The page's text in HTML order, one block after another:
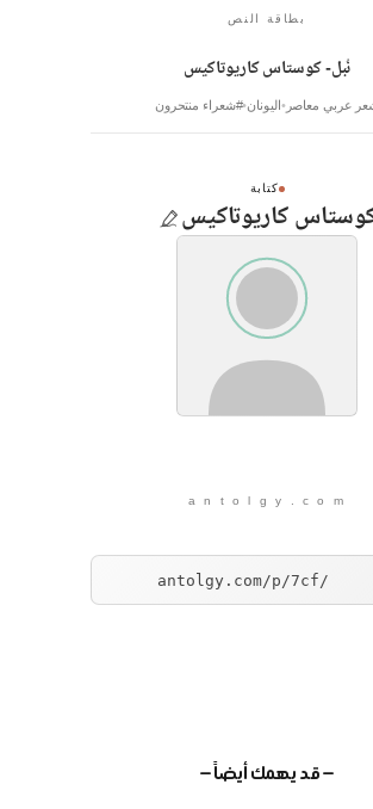
بطاقة النص
نُبل- كوستاس كاريوتاكيس
عربي معاصر اليونان #شعراء منتحرون
كتابة
كاريوتاكيس
a n t o l g y . c o m
— قد يهمك أيضاً —